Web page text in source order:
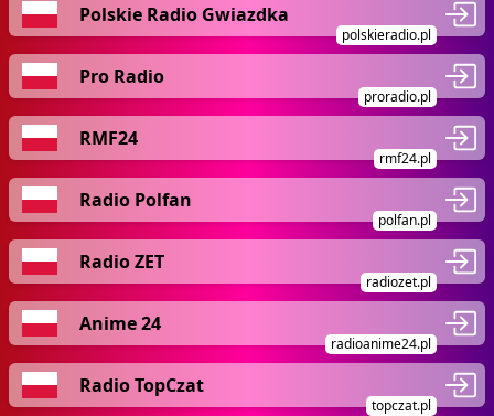
Polskie Radio Gwiazdka
polskieradio.pl
Pro Radio
proradio.pl
RMF24
rmf24.pl
Radio Polfan
polfan.pl
Radio ZET
radiozet.pl
Anime 24
radioanime24.pl
Radio TopCzat
topczat.pl